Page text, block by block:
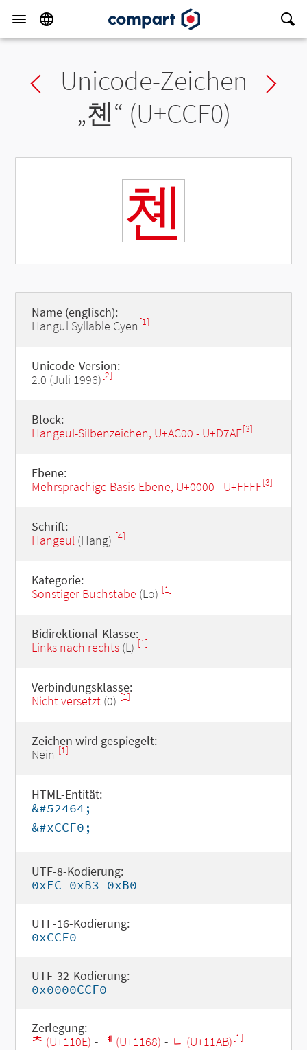
Previous char
Unicode-Zeichen
„쳰“ (U+CCF0)
쳰
Name (englisch):
Hangul Syllable Cyen [1]
Unicode-Version:
2.0 (Juli 1996)[2]
Block:
Hangeul-Silbenzeichen, U+AC00 - U+D7AF[3]
Ebene:
Mehrsprachige Basis-Ebene, U+0000 - U+FFFF[3]
Schrift:
Hangeul(Hang) [4]
Kategorie:
Sonstiger Buchstabe (Lo) [1]
Bidirektional-Klasse:
Links nach rechts(L) [1]
Verbindungsklasse:
Nicht versetzt(0) [1]
Zeichen wird gespiegelt:
Nein [1]
HTML-Entität:
&#52464;
&#xCCF0;
UTF-8-Kodierung:
0xEC 0xB3 0xB0
UTF-16-Kodierung:
0xCCF0
UTF-32-Kodierung:
0x0000CCF0
Zerlegung:
ᄎ (U+110E) - ᅨ (U+1168) - ᆫ (U+11AB)[1]